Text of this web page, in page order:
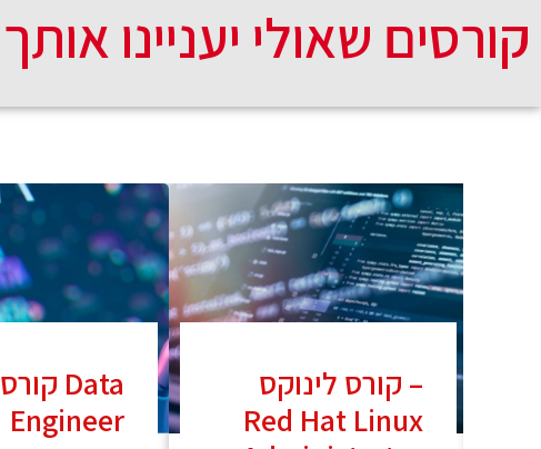
קורסים שאולי יעניינו אותך
קורס Data
Engineer
קורס לינוקס –
Red Hat Linux